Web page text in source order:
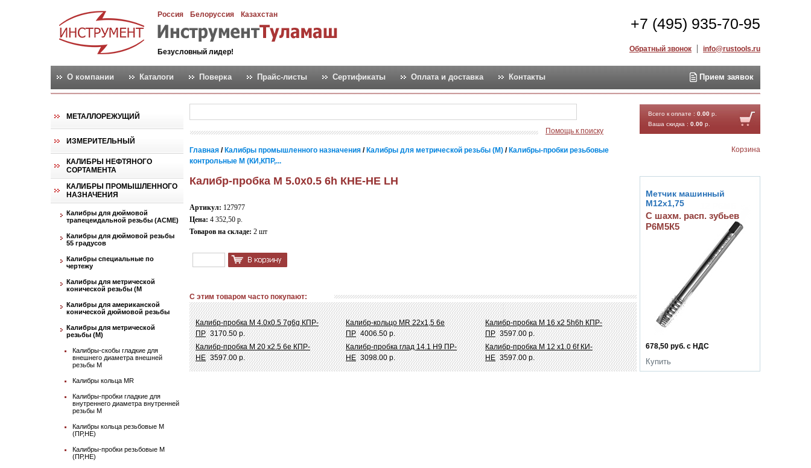
Россия Белоруссия Казахстан
Безусловный лидер!
+7 (495) 935-70-95
Обратный звонок info@rustools.ru
О компании Каталоги Поверка Прайс-листы Сертификаты Оплата и доставка Контакты Прием заявок
МЕТАЛЛОРЕЖУЩИЙ
ИЗМЕРИТЕЛЬНЫЙ
КАЛИБРЫ НЕФТЯНОГО
СОРТАМЕНТА
КАЛИБРЫ ПРОМЫШЛЕННОГО
НАЗНАЧЕНИЯ
Калибры для дюймовой
трапецеидальной резьбы (АСМЕ)
Калибры для дюймовой резьбы
55 градусов
Калибры специальные по
чертежу
Калибры для метрической
конической резьбы (М
Калибры для американской
конической дюймовой резьбы
Калибры для метрической
резьбы (М)
Калибры-скобы гладкие для
внешнего диаметра внешней
резьбы М
Калибры кольца MR
Калибры-пробки гладкие для
внутреннего диаметра внутренней
резьбы М
Калибры кольца резьбовые М
(ПР,НЕ)
Калибры-пробки резьбовые М
(ПР,НЕ)
Помощь к поиску
Всего к оплате : 0.00 р.
Ваша скидка : 0.00 р.
Корзина
Главная / Калибры промышленного назначения / Калибры для метрической резьбы (М) / Калибры-пробки резьбовые
контрольные М (КИ,КПР,...
Калибр-пробка М 5.0х0.5 6h КНЕ-НЕ LH
Артикул: 127977
Цена: 4 352,50 р.
Товаров на складе: 2 шт
С этим товаром часто покупают:
Калибр-пробка М 4.0х0.5 7g6g КПР-
ПР 3170.50 р.
Калибр-кольцо MR 22х1,5 6e
ПР 4006.50 р.
Калибр-пробка М 16 х2 5h6h КПР-
ПР 3597.00 р.
Калибр-пробка М 20 х2.5 6e КПР-
НЕ 3597.00 р.
Калибр-пробка глад 14.1 Н9 ПР-
НЕ 3098.00 р.
Калибр-пробка М 12 х1.0 6f КИ-
НЕ 3597.00 р.
678,50 руб. с НДС
Купить
Метчик машинный
М12х1,75
С шахм. расп. зубьев
Р6М5К5